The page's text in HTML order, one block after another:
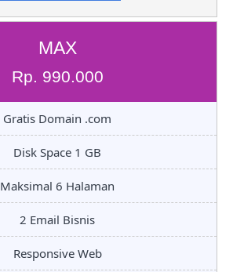
MAX
Rp. 990.000
Gratis Domain .com
Disk Space 1 GB
Maksimal 6 Halaman
2 Email Bisnis
Responsive Web